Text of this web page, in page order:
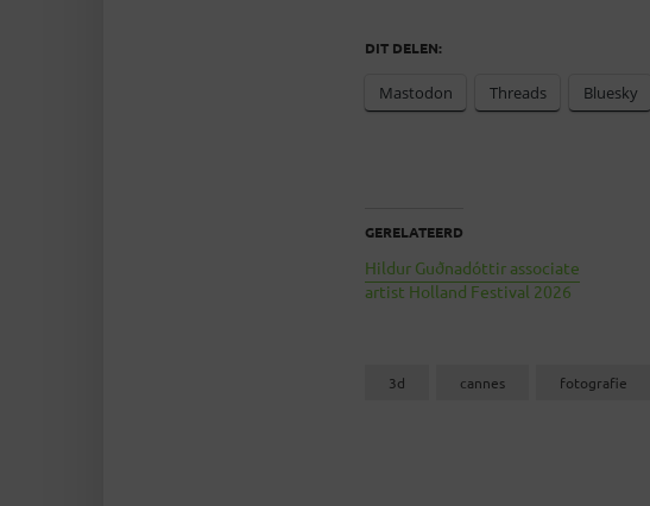
DIT DELEN:
Mastodon Threads Bluesky
GERELATEERD
Hildur Guðnadóttir associate
artist Holland Festival 2026
3d cannes fotografie